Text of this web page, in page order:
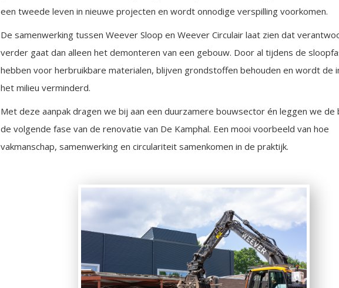
een tweede leven in nieuwe projecten en wordt onnodige verspilling voorkomen.
De samenwerking tussen Weever Sloop en Weever Circulair laat zien dat
verder gaat dan alleen het demonteren van een gebouw. Door al tijdens de
hebben voor herbruikbare materialen, blijven grondstoffen behouden en wordt de
het milieu verminderd.
Met deze aanpak dragen we bij aan een duurzamere bouwsector én leggen we de
de volgende fase van de renovatie van De Kamphal. Een mooi voorbeeld van hoe
vakmanschap, samenwerking en circulariteit samenkomen in de praktijk.